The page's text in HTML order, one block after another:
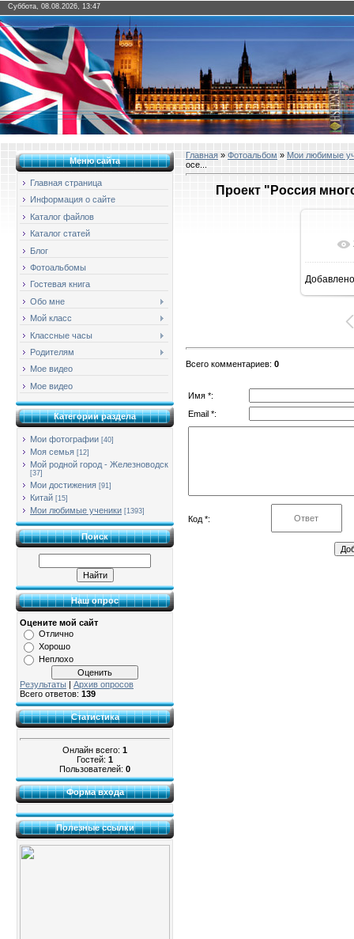
Суббота, 08.08.2026, 13:47
Меню сайта
Главная страница
Информация о сайте
Каталог файлов
Каталог статей
Блог
Фотоальбомы
Гостевая книга
Обо мне
Мой класс
Классные часы
Родителям
Мое видео
Мое видео
Категории раздела
Мои фотографии [40]
Моя семья [12]
Мой родной город - Железноводск
[37]
Мои достижения [91]
Китай [15]
Мои любимые ученики [1393]
Поиск
Наш опрос
Оцените мой сайт
Отлично
Хорошо
Неплохо
Результаты | Архив опросов
Всего ответов: 139
Статистика
Онлайн всего: 1
Гостей: 1
Пользователей: 0
Форма входа
Полезные ссылки
Главная » Фотоальбом » Мои любимые
осе...
Проект "Россия
Добавлено
Всего комментариев: 0
Имя *:
Email *:
Код *: